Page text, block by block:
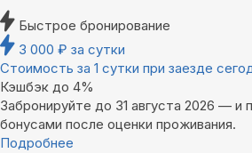
Быстрое бронирование
3 000 ₽ за сутки
Стоимость за 1 сутки при заезде
Кэшбэк до 4%
Забронируйте до 31 августа 2026 — и
бонусами после оценки проживания.
Подробнее